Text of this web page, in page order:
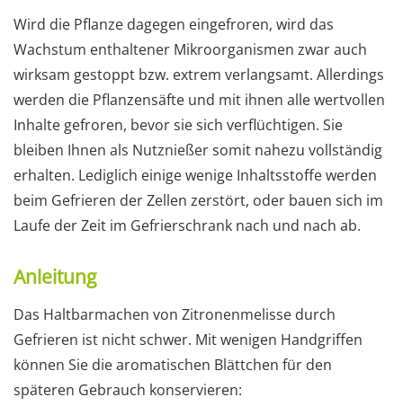
Wird die Pflanze dagegen eingefroren, wird das
Wachstum enthaltener Mikroorganismen zwar auch
wirksam gestoppt bzw. extrem verlangsamt. Allerdings
werden die Pflanzensäfte und mit ihnen alle wertvollen
Inhalte gefroren, bevor sie sich verflüchtigen. Sie
bleiben Ihnen als Nutznießer somit nahezu vollständig
erhalten. Lediglich einige wenige Inhaltsstoffe werden
beim Gefrieren der Zellen zerstört, oder bauen sich im
Laufe der Zeit im Gefrierschrank nach und nach ab.
Anleitung
Das Haltbarmachen von Zitronenmelisse durch
Gefrieren ist nicht schwer. Mit wenigen Handgriffen
können Sie die aromatischen Blättchen für den
späteren Gebrauch konservieren: